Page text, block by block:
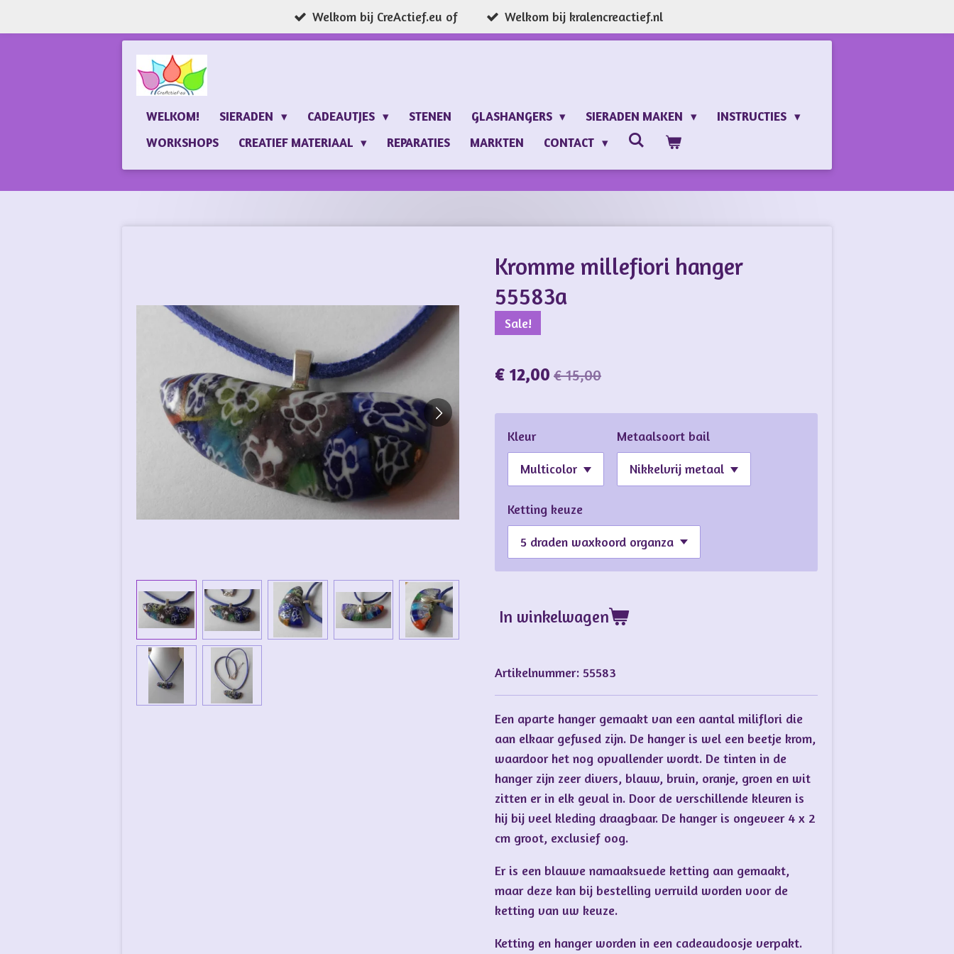
direct
Welkom bij CreActief.eu of Welkom bij kralencreactief.nl
WELKOM! SIERADEN CADEAUTJES STENEN GLASHANGERS SIERADEN MAKEN
INSTRUCTIES
WORKSHOPS
CREATIEF MATERIAAL REPARATIES MARKTEN CONTACT
Kromme millefiori hanger
55583a
Sale!
€ 12,00 € 15,00
Kleur Metaalsoort bail
Ketting keuze
In winkelwagen
Artikelnummer: 55583
Een aparte hanger gemaakt van een aantal miliflori die
aan elkaar gefused zijn. De hanger is wel een beetje krom,
waardoor het nog opvallender wordt. De tinten in de
hanger zijn zeer divers, blauw, bruin, oranje, groen en wit
zitten er in elk geval in. Door de verschillende kleuren is
hij bij veel kleding draagbaar. De hanger is ongeveer 4 x 2
cm groot, exclusief oog.
Er is een blauwe namaaksuede ketting aan gemaakt,
maar deze kan bij bestelling verruild worden voor de
ketting van uw keuze.
Ketting en hanger worden in een cadeaudoosje verpakt.